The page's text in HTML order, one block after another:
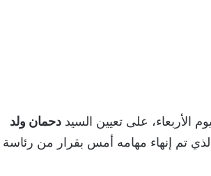
الأربعاء، على تعيين السيد دحمان ولد
تم إنهاء مهامه أمس بقرار من رئاسة